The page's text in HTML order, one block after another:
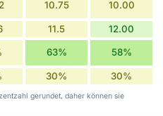
10.75 10.00
11.5 12.00
63% 58%
30% 30%
gerundet, daher können sie